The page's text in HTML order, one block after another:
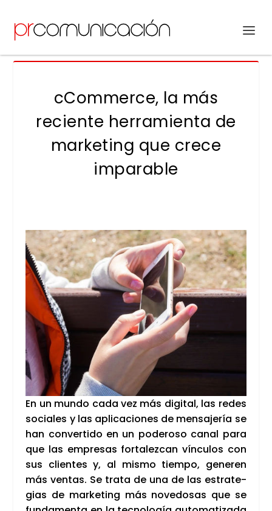
cCommerce, la más
reciente herramienta de
marketing que crece
imparable
En un mun­do cada vez más digi­tal, las redes
socia­les y las apli­ca­cio­nes de men­sa­je­ría se
han con­ver­ti­do en un pode­ro­so canal para
que las empre­sas for­ta­lez­can víncu­los con
sus clien­tes y, al mis­mo tiem­po, gene­ren
más ven­tas. Se tra­ta de una de las estra­te­
gias de mar­ke­ting más nove­do­sas que se